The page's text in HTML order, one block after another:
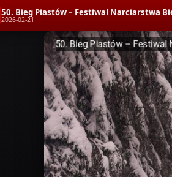
50. Bieg Piastów – Festiwal Narciarstwa
2026-02-21